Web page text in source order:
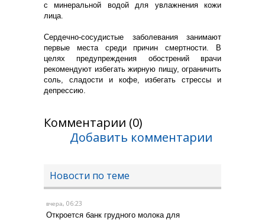
с минеральной водой для увлажнения кожи
лица.
Сердечно-сосудистые заболевания занимают
первые места среди причин смертности. В
целях предупреждения обострений врачи
рекомендуют избегать жирную пищу, ограничить
соль, сладости и кофе, избегать стрессы и
депрессию.
Комментарии (0)
Добавить комментарии
Новости по теме
вчера, 06:23
Откроется банк грудного молока для